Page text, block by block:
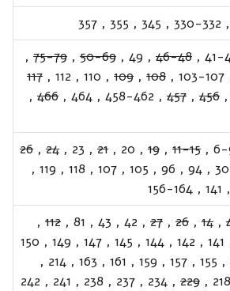
,
330-332
,
345
,
355
,
357
41-
,
46-48
,
49
,
50-69
,
75-79
,
103-107
,
108
,
109
,
110
,
112
,
117
,
456
,
457
,
458-462
,
464
,
466
,
6-
,
11-15
,
19
,
20
,
21
,
23
,
24
,
26
,
94
,
96
,
105
,
107
,
118
,
119
,
,
141
,
156-164
,
14
,
26
,
27
,
42
,
43
,
81
,
112
,
141
,
142
,
144
,
145
,
147
,
149
,
150
,
155
,
157
,
159
,
161
,
163
,
214
,
,
229
,
234
,
237
,
238
,
241
,
242